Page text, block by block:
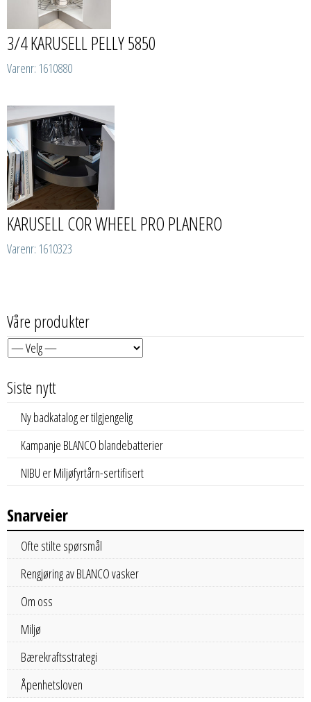
3/4 KARUSELL PELLY 5850
Varenr: 1610880
KARUSELL COR WHEEL PRO PLANERO
Varenr: 1610323
Våre produkter
Siste nytt
Ny badkatalog er tilgjengelig
Kampanje BLANCO blandebatterier
NIBU er Miljøfyrtårn-sertifisert
Snarveier
Ofte stilte spørsmål
Rengjøring av BLANCO vasker
Om oss
Miljø
Bærekraftsstrategi
Åpenhetsloven